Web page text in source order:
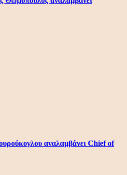
αναλαμβάνει Chief of